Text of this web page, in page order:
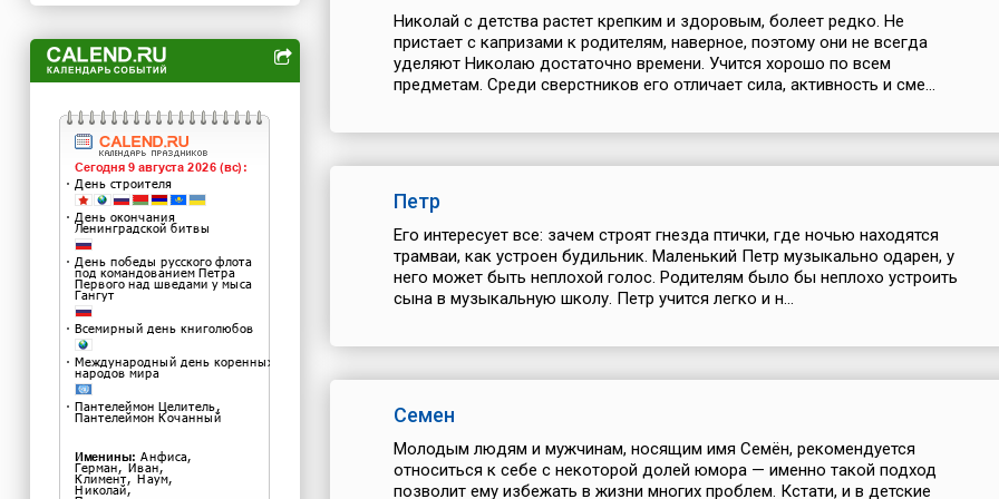
Николай с детства растет крепким и здоровым, болеет редко. Не
пристает с капризами к родителям, наверное, поэтому они не всегда
уделяют Николаю достаточно времени. Учится хорошо по всем
предметам. Среди сверстников его отличает сила, активность и сме...
Петр
Его интересует все: зачем строят гнезда птички, где ночью находятся
трамваи, как устроен будильник. Маленький Петр музыкально одарен, у
него может быть неплохой голос. Родителям было бы неплохо устроить
сына в музыкальную школу. Петр учится легко и н...
Семен
Молодым людям и мужчинам, носящим имя Семён, рекомендуется
относиться к себе с некоторой долей юмора — именно такой подход
позволит ему избежать в жизни многих проблем. Кстати, и в детские